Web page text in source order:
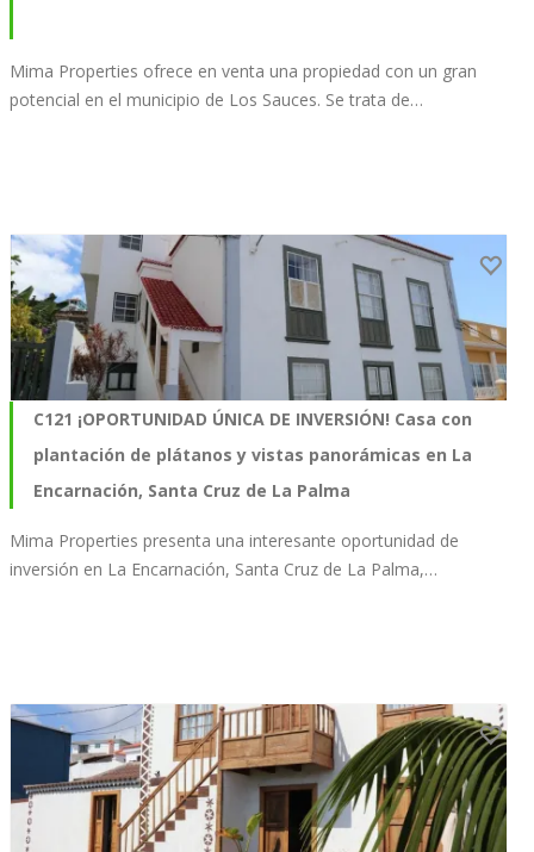
Mima Properties ofrece en venta una propiedad con un gran
potencial en el municipio de Los Sauces. Se trata de…
C121 ¡OPORTUNIDAD ÚNICA DE INVERSIÓN! Casa con
plantación de plátanos y vistas panorámicas en La
Encarnación, Santa Cruz de La Palma
Mima Properties presenta una interesante oportunidad de
inversión en La Encarnación, Santa Cruz de La Palma,…